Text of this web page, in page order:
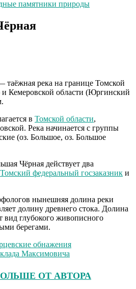
памятники природы
таёжная река на границе Томской
и Кемеровской области (Юргинский
в Томской области,
Река начинается с группы
(оз. Большое, оз. Большое
Чёрная действует два
Томский федеральный госзаказник и
нынешняя долина реки
долину древнего стока. Долина
глубокого живописного
берегами.
обнажения
Максимовича
ОТ АВТОРА